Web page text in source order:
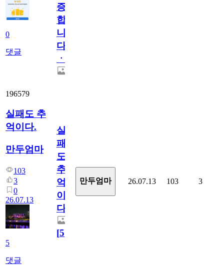
0
댓글
증
합
니
다
ㆍ
196579
실패도 추
억이다.
만두엄마
103
3
0
26.07.13
5
댓글
실
패
도
추
억
이
다.
[5]
만두엄마 26.07.13 103 3